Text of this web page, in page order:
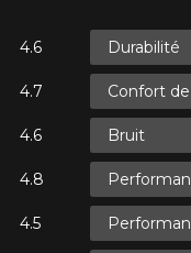
Durabilité
Confort
Bruit